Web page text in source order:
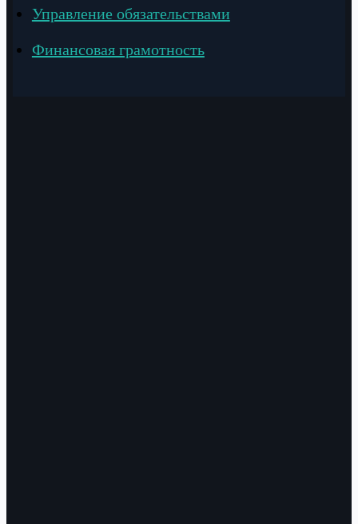
Управление обязательствами
Финансовая грамотность